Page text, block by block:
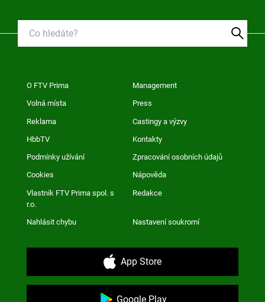
O FTV Prima Management
Volná místa Press
Reklama Castingy a výzvy
HbbTV Kontakty
Podmínky užívání Zpracování osobních údajů
Cookies Nápověda
Vlastník FTV Prima spol. s
r.o.
Redakce
Nahlásit chybu Nastavení soukromí
App Store
Google Play